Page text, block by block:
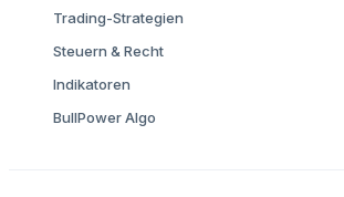
Trading-Strategien
Steuern & Recht
Indikatoren
BullPower Algo